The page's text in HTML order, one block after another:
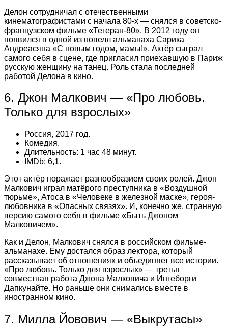
Делон сотрудничал с отечественными
кинематографистами с начала 80‑х — снялся в советско-
французском фильме «Тегеран-80». В 2012 году он
появился в одной из новелл альманаха Сарика
Андреасяна «С новым годом, мамы!». Актёр сыграл
самого себя в сцене, где пригласил приехавшую в Париж
русскую женщину на танец. Роль стала последней
работой Делона в кино.
6. Джон Малкович — «Про любовь.
Только для взрослых»
Россия, 2017 год.
Комедия.
Длительность: 1 час 48 минут.
IMDb: 6,1.
Этот актёр поражает разнообразием своих ролей. Джон
Малкович играл матёрого преступника в «Воздушной
тюрьме», Атоса в «Человеке в железной маске», героя-
любовника в «Опасных связях». И, конечно же, странную
версию самого себя в фильме «Быть Джоном
Малковичем».
Как и Делон, Малкович снялся в российском фильме-
альманахе. Ему достался образ лектора, который
рассказывает об отношениях и объединяет все истории.
«Про любовь. Только для взрослых» — третья
совместная работа Джона Малковича и Ингеборги
Дапкунайте. Но раньше они снимались вместе в
иностранном кино.
7. Милла Йовович — «Выкрутасы»